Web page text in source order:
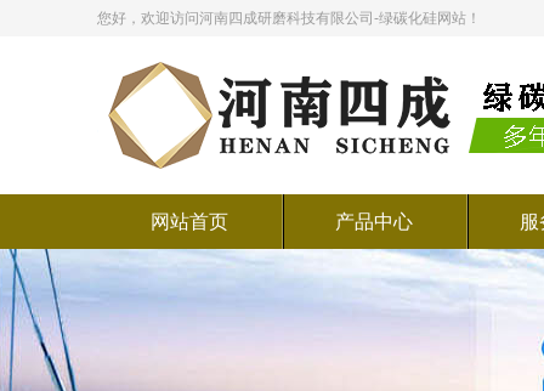
您好，欢迎访问河南四成研磨科技有限公司-绿碳化硅网站！
网站首页 产品中心